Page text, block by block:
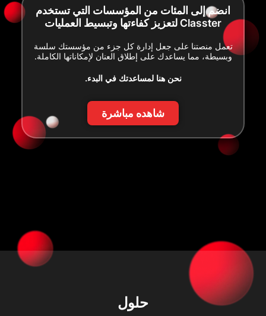
انضم إلى المئات من المؤسسات التي تستخدم
Classter لتعزيز كفاءتها وتبسيط العمليات
تعمل منصتنا على جعل إدارة كل جزء من مؤسستك سلسة
وبسيطة، مما يساعدك على إطلاق العنان لإمكاناتها الكاملة.
نحن هنا لمساعدتك في البدء.
شاهده مباشرة
حلول